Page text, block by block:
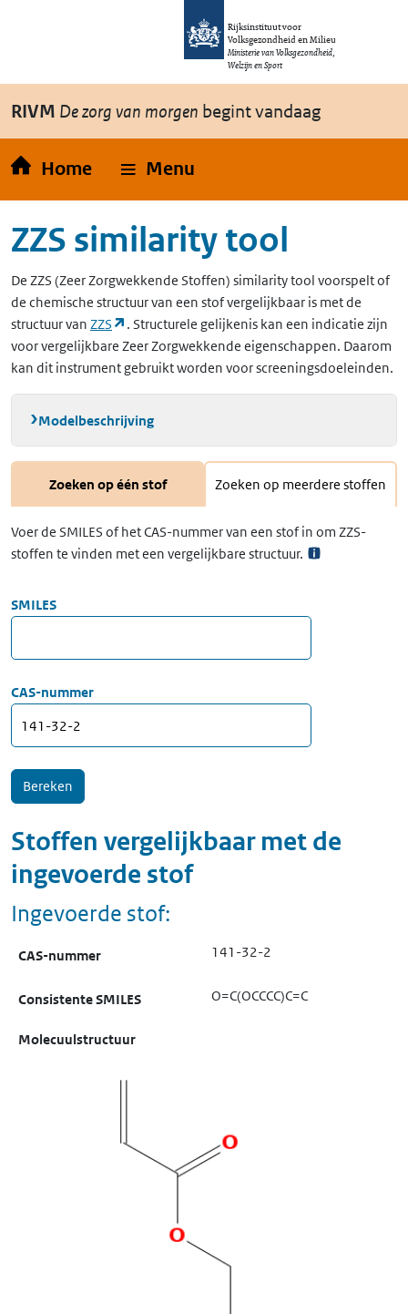
Overslaan en naar de inhoud gaan
Rijksinstituut voor
Volksgezondheid en Milieu
Ministerie van Volksgezondheid,
Welzijn en Sport
RIVM De zorg van morgen begint vandaag
Home Menu
ZZS similarity tool
De ZZS (Zeer Zorgwekkende Stoffen) similarity tool voorspelt of
de chemische structuur van een stof vergelijkbaar is met de
structuur van ZZS (opent in een nieuw tabblad)
. Structurele gelijkenis kan een indicatie zijn
voor vergelijkbare Zeer Zorgwekkende eigenschappen. Daarom
kan dit instrument gebruikt worden voor screeningsdoeleinden.
Modelbeschrijving
Zoeken op één stof Zoeken op meerdere stoffen
Voer de SMILES of het CAS-nummer van een stof in om ZZS-
stoffen te vinden met een vergelijkbare structuur.
SMILES
CAS-nummer
Stoffen vergelijkbaar met de
ingevoerde stof
Ingevoerde stof:
CAS-nummer 141-32-2
Consistente SMILES O=C(OCCCC)C=C
Molecuulstructuur